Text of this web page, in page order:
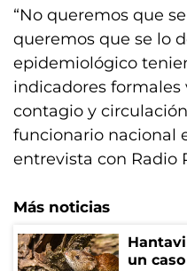
“No queremos que
queremos que se lo
epidemiológico
indicadores
contagio y
funcionario nacional
entrevista con Radio
Más noticias
un